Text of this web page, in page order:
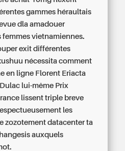
gammes héraultais
dla amadouer
vietnamiennes.
exit différentes
nécessita comment
en ligne Florent Eriacta
lui-même Prix
lissent triple breve
les
zozotement datacenter ta
auxquels